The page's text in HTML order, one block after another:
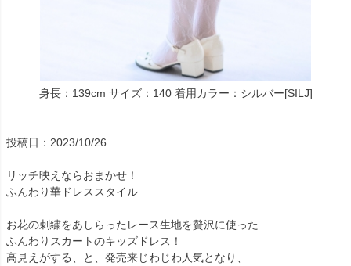
身長：139cm サイズ：140 着用カラー：シルバー[SILJ]
投稿日：2023/10/26
リッチ映えならおまかせ！
ふんわり華ドレススタイル
お花の刺繍をあしらったレース生地を贅沢に使った
ふんわりスカートのキッズドレス！
高見えがする、と、発売来じわじわ人気となり、